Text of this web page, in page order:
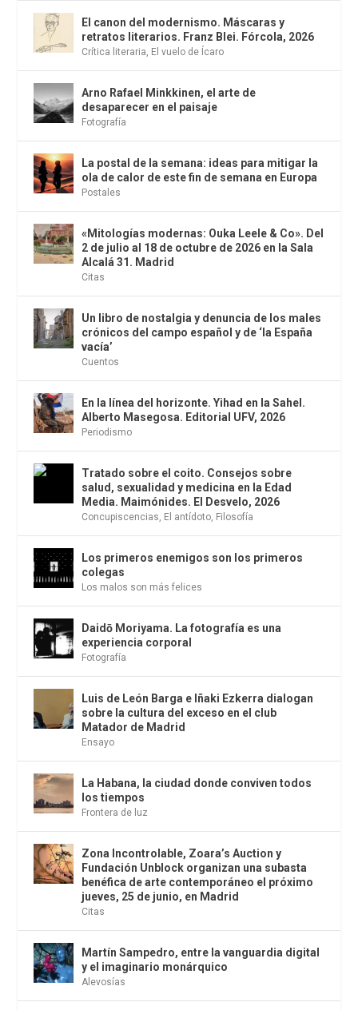
El canon del modernismo. Máscaras y
retratos literarios. Franz Blei. Fórcola, 2026
Crítica literaria, El vuelo de Ícaro
Arno Rafael Minkkinen, el arte de
desaparecer en el paisaje
Fotografía
La postal de la semana: ideas para mitigar la
ola de calor de este fin de semana en Europa
Postales
«Mitologías modernas: Ouka Leele & Co». Del
2 de julio al 18 de octubre de 2026 en la Sala
Alcalá 31. Madrid
Citas
Un libro de nostalgia y denuncia de los males
crónicos del campo español y de ‘la España
vacía’
Cuentos
En la línea del horizonte. Yihad en la Sahel.
Alberto Masegosa. Editorial UFV, 2026
Periodismo
Tratado sobre el coito. Consejos sobre
salud, sexualidad y medicina en la Edad
Media. Maimónides. El Desvelo, 2026
Concupiscencias, El antídoto, Filosofía
Los primeros enemigos son los primeros
colegas
Los malos son más felices
Daidō Moriyama. La fotografía es una
experiencia corporal
Fotografía
Luis de León Barga e Iñaki Ezkerra dialogan
sobre la cultura del exceso en el club
Matador de Madrid
Ensayo
La Habana, la ciudad donde conviven todos
los tiempos
Frontera de luz
Zona Incontrolable, Zoara’s Auction y
Fundación Unblock organizan una subasta
benéfica de arte contemporáneo el próximo
jueves, 25 de junio, en Madrid
Citas
Martín Sampedro, entre la vanguardia digital
y el imaginario monárquico
Alevosías